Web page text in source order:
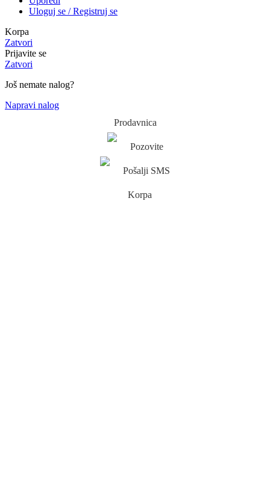
Uloguj se / Registruj se
Korpa
Zatvori
Prijavite se
Zatvori
Još nemate nalog?
Napravi nalog
Prodavnica
Pozovite
Pošalji SMS
Korpa